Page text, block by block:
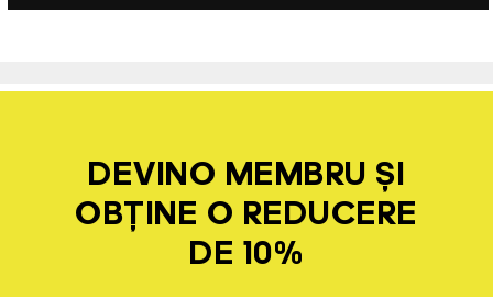
DEVINO MEMBRU ȘI
OBȚINE O REDUCERE
DE 10%